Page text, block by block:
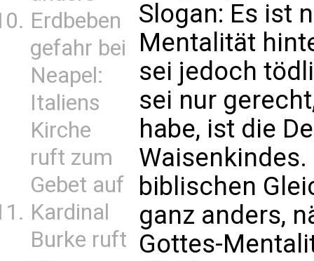
Erdbeben
gefahr bei
Neapel:
Italiens
Kirche
ruft zum
Gebet auf
Kardinal
Burke ruft
Slogan: Es ist
Mentalität
sei jedoch
sei nur
habe, ist die
biblischen
ganz anders,
Gottes-